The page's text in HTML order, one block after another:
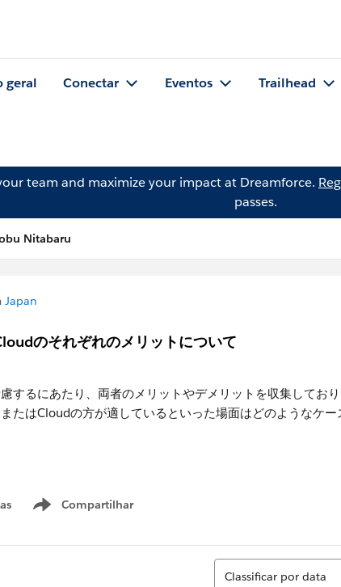
geral Conectar Eventos Trailhead
team and maximize your impact at Dreamforce.
passes.
Nitabaru
Japan
のそれぞれのメリットについて
するにあたり、両者のメリットやデメリットを収集しており
たはCloudの方が適しているといった場面はどのようなケー
Compartilhar
Show menu
Classificar
Classificar por data